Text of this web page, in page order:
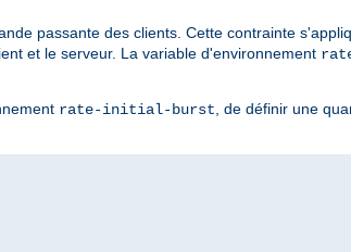
passante des clients. Cette contrainte
et le serveur. La variable d'environnement
rate-initial-burst, de définir une